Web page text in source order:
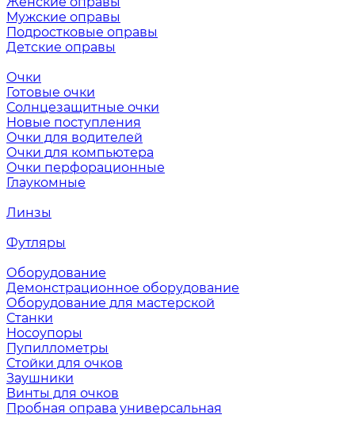
Мужские оправы
Подростковые оправы
Детские оправы
Очки
Готовые очки
Солнцезащитные очки
Новые поступления
Очки для водителей
Очки для компьютера
Очки перфорационные
Глаукомные
Линзы
Футляры
Оборудование
Демонстрационное оборудование
Оборудование для мастерской
Станки
Носоупоры
Пупиллометры
Стойки для очков
Заушники
Винты для очков
Пробная оправа универсальная